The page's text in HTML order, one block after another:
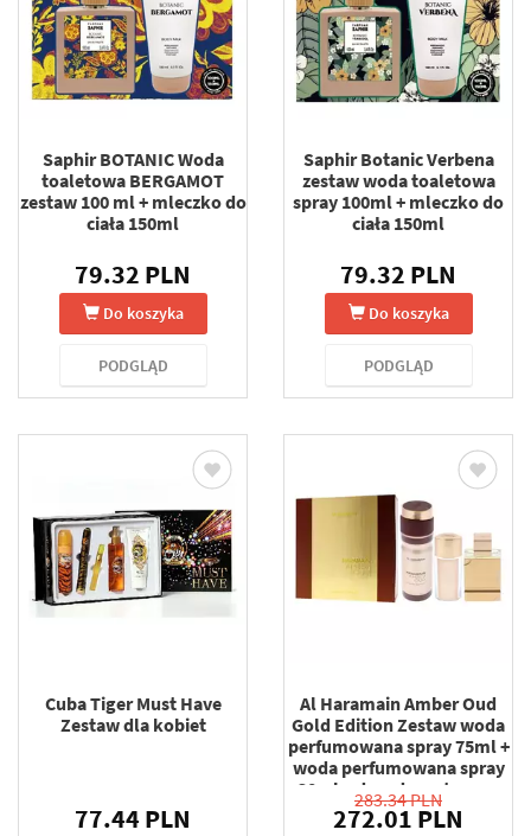
Saphir BOTANIC Woda
toaletowa BERGAMOT
zestaw 100 ml + mleczko do
ciała 150ml
79.32 PLN
Do koszyka
PODGLĄD
Saphir Botanic Verbena
zestaw woda toaletowa
spray 100ml + mleczko do
ciała 150ml
79.32 PLN
Do koszyka
PODGLĄD
Cuba Tiger Must Have
Zestaw dla kobiet
77.44 PLN
Al Haramain Amber Oud
Gold Edition Zestaw woda
perfumowana spray 75ml +
woda perfumowana spray
30ml + dezodorant spray
200ml
283.34 PLN
272.01 PLN